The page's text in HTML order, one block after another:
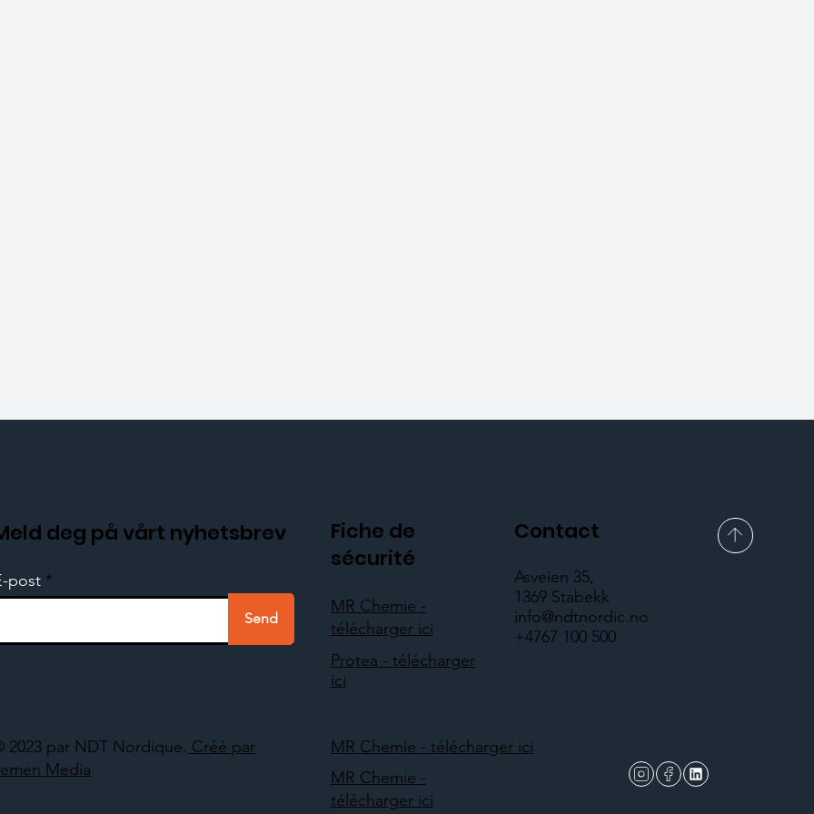
Fiche de
sécurité
MR Chemie -
télécharger ici
Protea - télécharger
ici
Contact
Asveien 35,
1369 Stabekk
info@ndtnordic.no
+4767 100 500
2023 par NDT Nordique. Créé par
Media
deg på vårt nyhetsbrev
post
Send
MR Chemie - télécharger ici
MR Chemie -
télécharger ici